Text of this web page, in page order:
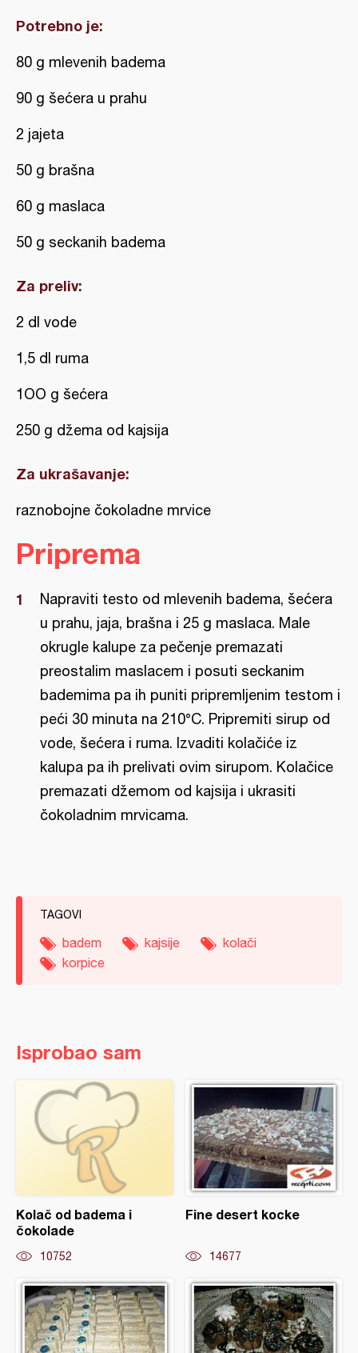
Potrebno je:
80 g mlevenih badema
90 g šećera u prahu
2 jajeta
50 g brašna
60 g maslaca
50 g seckanih badema
Za preliv:
2 dl vode
1,5 dl ruma
1OO g šećera
250 g džema od kajsija
Za ukrašavanje:
raznobojne čokoladne mrvice
Priprema
Napraviti testo od mlevenih badema, šećera
u prahu, jaja, brašna i 25 g maslaca. Male
okrugle kalupe za pečenje premazati
preostalim maslacem i posuti seckanim
bademima pa ih puniti pripremljenim testom i
peći 30 minuta na 210°C. Pripremiti sirup od
vode, šećera i ruma. Izvaditi kolačiće iz
kalupa pa ih prelivati ovim sirupom. Kolačice
premazati džemom od kajsija i ukrasiti
čokoladnim mrvicama.
TAGOVI
badem kajsije
kolači
korpice
Isprobao sam
Kolač od badema i
čokolade
10752
Fine desert kocke
14677